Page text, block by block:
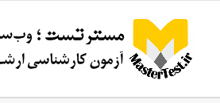
content